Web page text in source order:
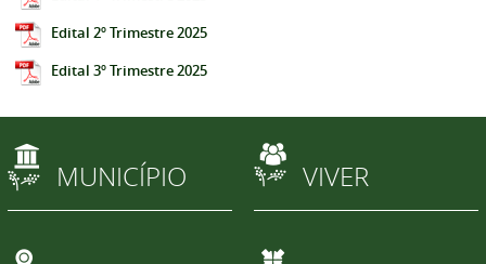
Edital 2º Trimestre 2025
Edital 3º Trimestre 2025
MUNICÍPIO VIVER